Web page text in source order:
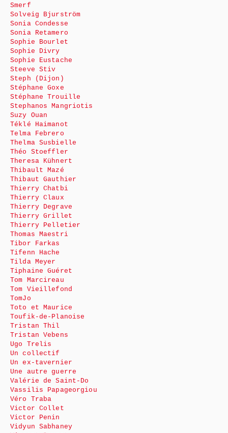
Smerf
Solveig Bjurström
Sonia Condesse
Sonia Retamero
Sophie Bourlet
Sophie Divry
Sophie Eustache
Steeve Stiv
Steph (Dijon)
Stéphane Goxe
Stéphane Trouille
Stephanos Mangriotis
Suzy Ouan
Téklé Haimanot
Telma Febrero
Thelma Susbielle
Théo Stoeffler
Theresa Kühnert
Thibault Mazé
Thibaut Gauthier
Thierry Chatbi
Thierry Claux
Thierry Degrave
Thierry Grillet
Thierry Pelletier
Thomas Maestri
Tibor Farkas
Tifenn Hache
Tilda Meyer
Tiphaine Guéret
Tom Marcireau
Tom Vieillefond
TomJo
Toto et Maurice
Toufik-de-Planoise
Tristan Thil
Tristan Vebens
Ugo Trelis
Un collectif
Un ex-tavernier
Une autre guerre
Valérie de Saint-Do
Vassilis Papageorgiou
Véro Traba
Victor Collet
Victor Penin
Vidyun Sabhaney